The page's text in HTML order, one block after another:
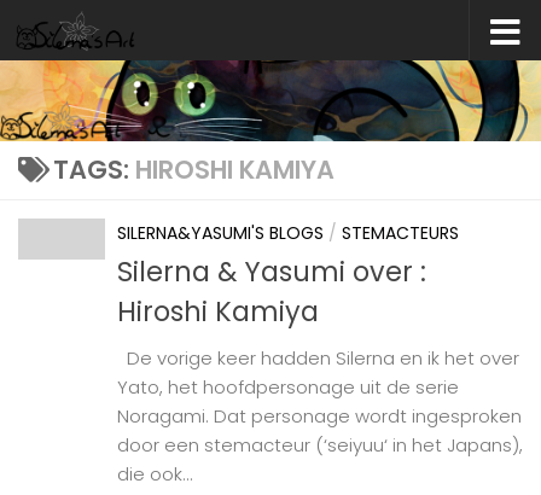
Skip to content
TAGS: HIROSHI KAMIYA
SILERNA&YASUMI'S BLOGS / STEMACTEURS
Silerna & Yasumi over :
Hiroshi Kamiya
De vorige keer hadden Silerna en ik het over
Yato, het hoofdpersonage uit de serie
Noragami. Dat personage wordt ingesproken
door een stemacteur (‘seiyuu‘ in het Japans),
die ook...